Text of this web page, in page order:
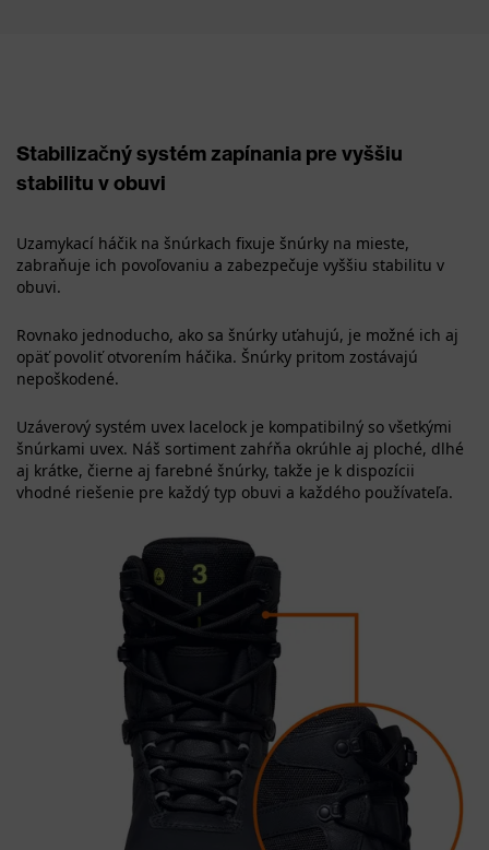
Stabilizačný systém zapínania pre vyššiu
stabilitu v obuvi
Uzamykací háčik na šnúrkach fixuje šnúrky na mieste,
zabraňuje ich povoľovaniu a zabezpečuje vyššiu stabilitu v
obuvi.
Rovnako jednoducho, ako sa šnúrky uťahujú, je možné ich aj
opäť povoliť otvorením háčika. Šnúrky pritom zostávajú
nepoškodené.
Uzáverový systém uvex lacelock je kompatibilný so všetkými
šnúrkami uvex. Náš sortiment zahŕňa okrúhle aj ploché, dlhé
aj krátke, čierne aj farebné šnúrky, takže je k dispozícii
vhodné riešenie pre každý typ obuvi a každého používateľa.